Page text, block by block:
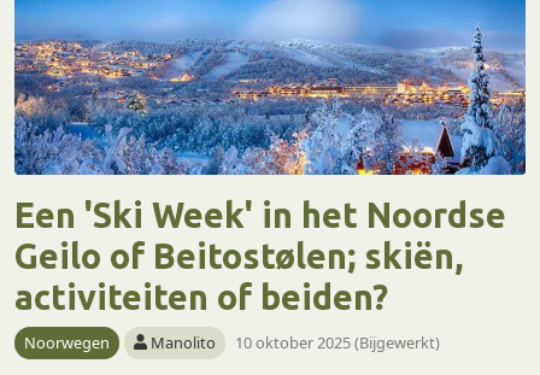
Een 'Ski Week' in het Noordse
Geilo of Beitostølen; skiën,
activiteiten of beiden?
Noorwegen Manolito 10 oktober 2025 (Bijgewerkt)